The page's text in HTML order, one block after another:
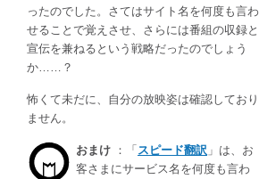
ったのでした。さてはサイト名を何度も言わ
せることで覚えさせ、さらには番組の収録と
宣伝を兼ねるという戦略だったのでしょう
か……？
怖くて未だに、自分の放映姿は確認しており
ません。
おまけ ：「 スピード翻訳 」は、お
客さまにサービス名を何度も言わ